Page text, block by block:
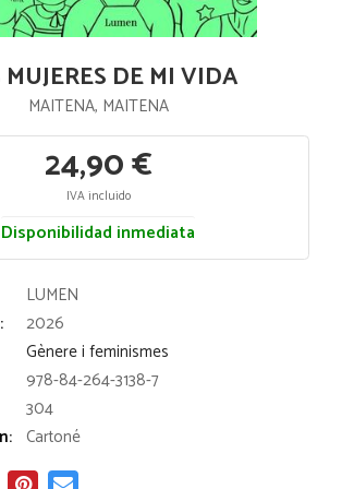
MUJERES DE MI VIDA
MAITENA, MAITENA
24,90 €
IVA incluido
Disponibilidad inmediata
LUMEN
2026
Gènere i feminismes
978-84-264-3138-7
304
Cartoné